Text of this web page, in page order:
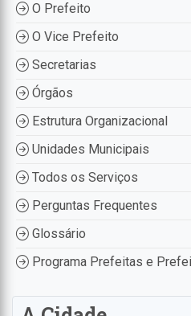
O Prefeito
O Vice Prefeito
Secretarias
Órgãos
Estrutura Organizacional
Unidades Municipais
Todos os Serviços
Perguntas Frequentes
Glossário
Programa Prefeitas e